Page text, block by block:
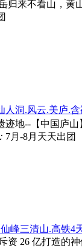
归来不看山，
人洞.风云.美庐.
迹地--【中国庐
7月-8月天天出团
峰三清山.高铁4
资 26 亿打造的